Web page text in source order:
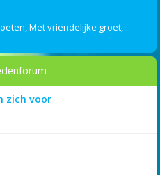
Met vriendelijke groet,
zich voor